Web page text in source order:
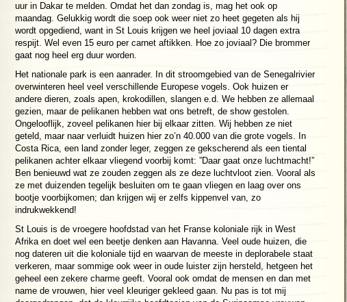
uur in Dakar te melden. Omdat het dan zondag is, mag het ook op
maandag. Gelukkig wordt die soep ook weer niet zo heet gegeten als hij
wordt opgediend, want in St Louis krijgen we heel joviaal 10 dagen extra
respijt. Wel even 15 euro per carnet aftikken. Hoe zo joviaal? Die brommer
gaat nog heel erg duur worden.
Het nationale park is een aanrader. In dit stroomgebied van de Senegalrivier
overwinteren heel veel verschillende Europese vogels. Ook huizen er
andere dieren, zoals apen, krokodillen, slangen e.d. We hebben ze allemaal
gezien, maar de pelikanen hebben wat ons betreft, de show gestolen.
Ongelooflijk, zoveel pelikanen hier bij elkaar zitten. Wij hebben ze niet
geteld, maar naar verluidt huizen hier zo’n 40.000 van die grote vogels. In
Costa Rica, een land zonder leger, zeggen ze gekscherend als een tiental
pelikanen achter elkaar vliegend voorbij komt: ”Daar gaat onze luchtmacht!”
Ben benieuwd wat ze zouden zeggen als ze deze luchtvloot zien. Vooral als
ze met duizenden tegelijk besluiten om te gaan vliegen en laag over ons
bootje voorbijkomen; dan krijgen wij er zelfs kippenvel van, zo
indrukwekkend!
St Louis is de vroegere hoofdstad van het Franse koloniale rijk in West
Afrika en doet wel een beetje denken aan Havanna. Veel oude huizen, die
nog dateren uit die koloniale tijd en waarvan de meeste in deplorabele staat
verkeren, maar sommige ook weer in oude luister zijn hersteld, hetgeen het
geheel een zekere charme geeft. Vooral ook omdat de mensen en dan met
name de vrouwen, hier veel kleuriger gekleed gaan. Nu pas is tot mij